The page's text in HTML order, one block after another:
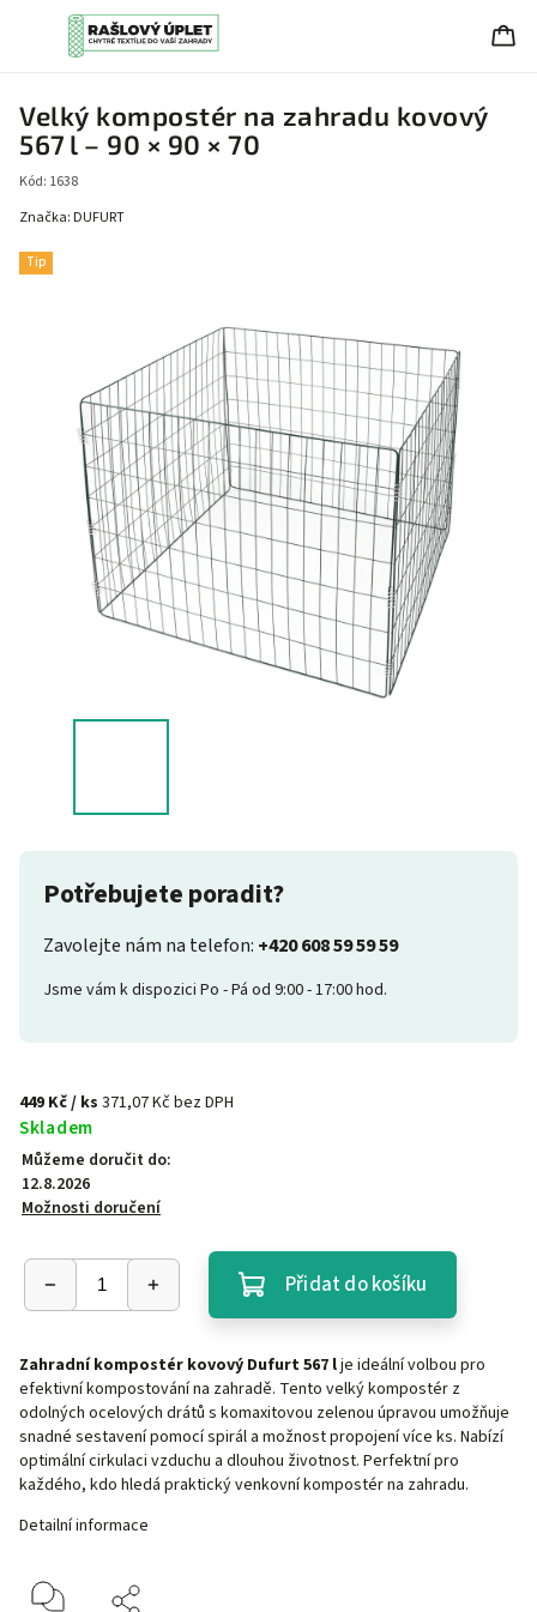
Velký kompostér na zahradu kovový
567 l – 90 × 90 × 70
Kód: 1638
Tip
Značka: DUFURT
Potřebujete poradit?
Zavolejte nám na telefon: +420 608 59 59 59
Jsme vám k dispozici Po - Pá od 9:00 - 17:00 hod.
449 Kč/ ks 371,07 Kč bez DPH
Skladem
Můžeme doručit do:
12.8.2026
Možnosti doručení
Přidat do košíku
Zahradní kompostér kovový Dufurt 567 lje ideální volbou pro
efektivní kompostování na zahradě. Tento velký kompostér z
odolných ocelových drátů s komaxitovou zelenou úpravou umožňuje
snadné sestavení pomocí spirál a možnost propojení více ks. Nabízí
optimální cirkulaci vzduchu a dlouhou životnost. Perfektní pro
každého, kdo hledá praktický venkovní kompostér na zahradu.
Detailní informace